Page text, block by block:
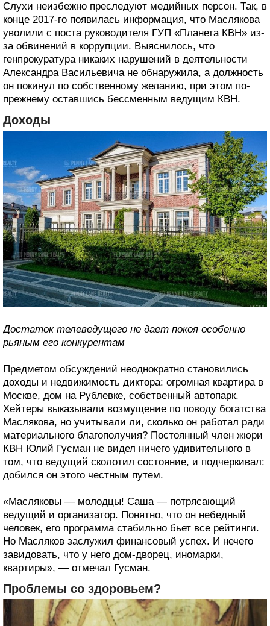
Слухи неизбежно преследуют медийных персон. Так, в
конце 2017-го появилась информация, что Маслякова
уволили с поста руководителя ГУП «Планета КВН» из-
за обвинений в коррупции. Выяснилось, что
генпрокуратура никаких нарушений в деятельности
Александра Васильевича не обнаружила, а должность
он покинул по собственному желанию, при этом по-
прежнему оставшись бессменным ведущим КВН.
Доходы
Достаток телеведущего не дает покоя особенно
рьяным его конкурентам
Предметом обсуждений неоднократно становились
доходы и недвижимость диктора: огромная квартира в
Москве, дом на Рублевке, собственный автопарк.
Хейтеры выказывали возмущение по поводу богатства
Маслякова, но учитывали ли, сколько он работал ради
материального благополучия? Постоянный член жюри
КВН Юлий Гусман не видел ничего удивительного в
том, что ведущий сколотил состояние, и подчеркивал:
добился он этого честным путем.
«Масляковы — молодцы! Саша — потрясающий
ведущий и организатор. Понятно, что он небедный
человек, его программа стабильно бьет все рейтинги.
Но Масляков заслужил финансовый успех. И нечего
завидовать, что у него дом-дворец, иномарки,
квартиры», — отмечал Гусман.
Проблемы со здоровьем?